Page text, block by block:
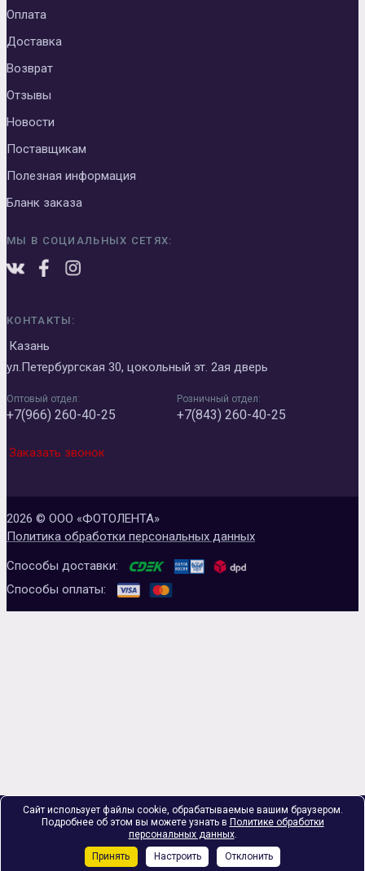
Оплата
Доставка
Возврат
Отзывы
Новости
Поставщикам
Полезная информация
Бланк заказа
МЫ В СОЦИАЛЬНЫХ СЕТЯХ:
КОНТАКТЫ:
Казань
ул.Петербургская 30, цокольный эт. 2ая дверь
Оптовый отдел:
+7(966) 260-40-25
Розничный отдел:
+7(843) 260-40-25
Заказать звонок
2026 © ООО «ФОТОЛЕНТА»
Политика обработки персональных данных
Способы доставки:
Способы оплаты:
Сайт использует файлы cookie, обрабатываемые вашим браузером.
Подробнее об этом вы можете узнать в Политике обработки
персональных данных.
Принять
Настроить Отклонить